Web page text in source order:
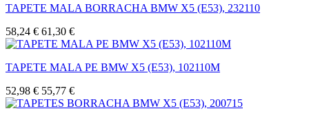
TAPETE MALA BORRACHA BMW X5 (E53), 232110
58,24 € 61,30 €
TAPETE MALA PE BMW X5 (E53), 102110M
52,98 € 55,77 €